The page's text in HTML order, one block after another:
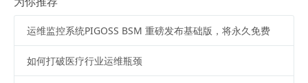
运维监控系统PIGOSS BSM 重磅发布基础版，将永久免费
如何打破医疗行业运维瓶颈